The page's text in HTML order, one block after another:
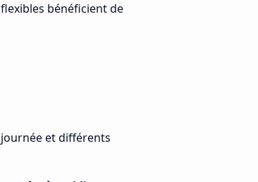
bénéficient de
et différents